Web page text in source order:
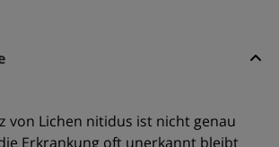
von Lichen nitidus ist nicht genau
Erkrankung oft unerkannt bleibt